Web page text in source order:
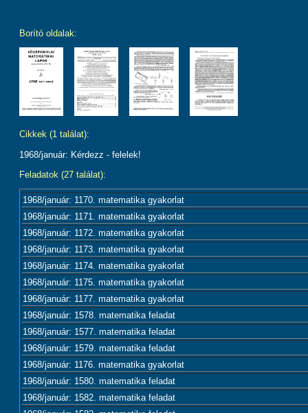
Borító oldalak:
Cikkek (1 találat):
1968/január: Kérdezz - felelek!
Feladatok (27 találat):
1968/január: 1170. matematika gyakorlat
1968/január: 1171. matematika gyakorlat
1968/január: 1172. matematika gyakorlat
1968/január: 1173. matematika gyakorlat
1968/január: 1174. matematika gyakorlat
1968/január: 1175. matematika gyakorlat
1968/január: 1177. matematika gyakorlat
1968/január: 1578. matematika feladat
1968/január: 1577. matematika feladat
1968/január: 1579. matematika feladat
1968/január: 1176. matematika gyakorlat
1968/január: 1580. matematika feladat
1968/január: 1582. matematika feladat